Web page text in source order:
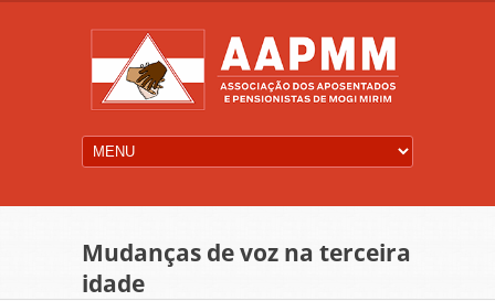
Mudanças de voz na terceira
idade